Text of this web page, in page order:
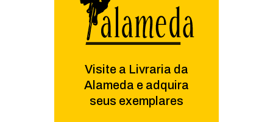
Visite a Livraria da
Alameda e adquira
seus exemplares